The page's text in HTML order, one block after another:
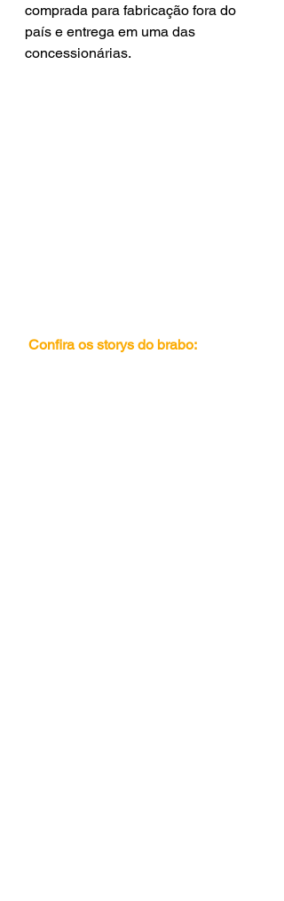
comprada para fabricação fora do
país e entrega em uma das
concessionárias.
Confira os storys do brabo: